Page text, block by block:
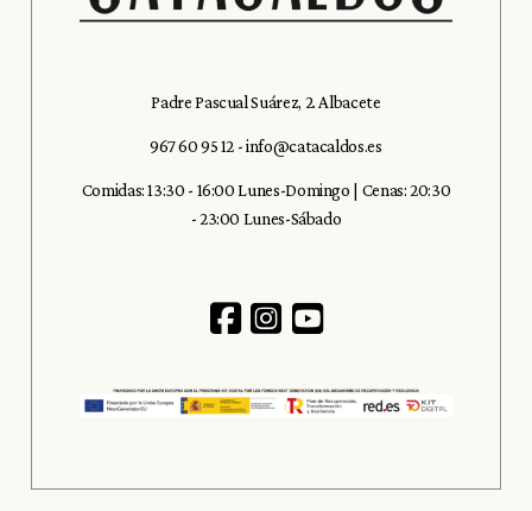
Padre Pascual Suárez, 2. Albacete
967 60 95 12 -info@catacaldos.es
Comidas: 13:30 - 16:00 Lunes-Domingo | Cenas: 20:30
- 23:00 Lunes-Sábado